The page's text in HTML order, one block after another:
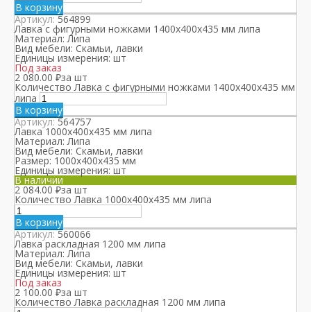
В корзину
Артикул:564899
Лавка с фигурными ножками 1400х400х435 мм липа
Материал: Липа
Вид мебели: Скамьи, лавки
Единицы измерения:шт
Под заказ
2 080.00 ₽за шт
Количество Лавка с фигурными ножками 1400х400х435 мм
липа
В корзину
Артикул:564757
Лавка 1000х400х435 мм липа
Материал: Липа
Вид мебели: Скамьи, лавки
Размер: 1000х400х435 мм
Единицы измерения: шт
В наличии
2 084.00₽за шт
Количество Лавка 1000х400х435 мм липа
В корзину
Артикул:560066
Лавка раскладная 1200 мм липа
Материал: Липа
Вид мебели: Скамьи, лавки
Единицы измерения:шт
Под заказ
2 100.00 ₽за шт
Количество Лавка раскладная 1200 мм липа